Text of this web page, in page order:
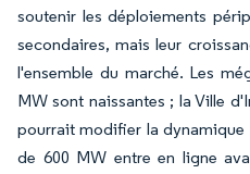
soutenir les déploiements
secondaires, mais leur
l'ensemble du marché. Les
MW sont naissantes ; la Ville
pourrait modifier la dynamique
de 600 MW entre en ligne